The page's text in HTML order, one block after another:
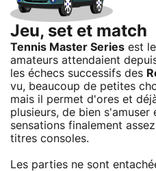
Jeu, set et match
Tennis Master Series est
amateurs attendaient
les échecs successifs des
vu, beaucoup de petites
mais il permet d'ores et
plusieurs, de bien
sensations finalement
titres consoles.
Les parties ne sont